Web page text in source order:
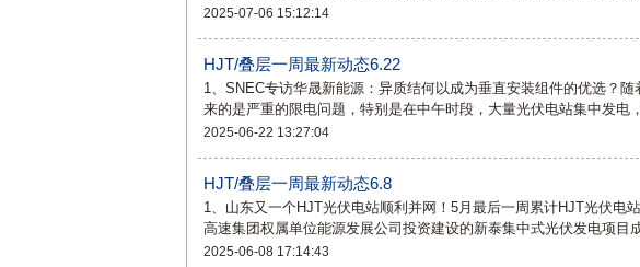
2025-07-06 15:12:14
HJT/叠层一周最新动态6.22
1、SNEC专访华晟新能源：异质结何以成为垂直安装组件的优选？
来的是严重的限电问题，特别是在中午时段，大量光伏电站集中发电
2025-06-22 13:27:04
HJT/叠层一周最新动态6.8
1、山东又一个HJT光伏电站顺利并网！5月最后一周累计HJT光伏电
高速集团权属单位能源发展公司投资建设的新泰集中式光伏发电项目
2025-06-08 17:14:43